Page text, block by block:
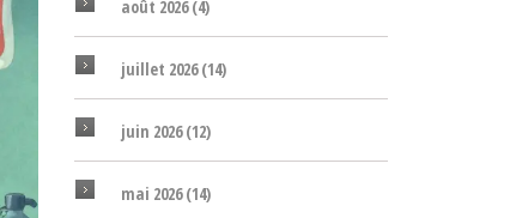
août 2026(4)
juillet 2026(14)
juin 2026(12)
mai 2026(14)